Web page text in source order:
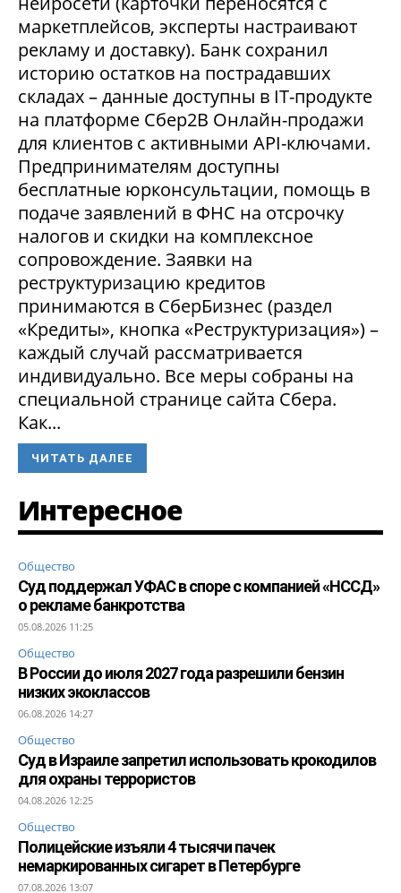
маркетплейсов, эксперты настраивают
рекламу и доставку). Банк сохранил
историю остатков на пострадавших
складах – данные доступны в IT-продукте
на платформе Сбер2В Онлайн-продажи
для клиентов с активными API-ключами.
Предпринимателям доступны
бесплатные юрконсультации, помощь в
подаче заявлений в ФНС на отсрочку
налогов и скидки на комплексное
сопровождение. Заявки на
реструктуризацию кредитов
принимаются в СберБизнес (раздел
«Кредиты», кнопка «Реструктуризация») –
каждый случай рассматривается
индивидуально. Все меры собраны на
специальной странице сайта Сбера.
Как...
ЧИТАТЬ ДАЛЕЕ
Интересное
Общество
Суд поддержал УФАС в споре с компанией «НССД»
о рекламе банкротства
05.08.2026 11:25
Общество
В России до июля 2027 года разрешили бензин
низких экоклассов
06.08.2026 14:27
Общество
Суд в Израиле запретил использовать крокодилов
для охраны террористов
04.08.2026 12:25
Общество
Полицейские изъяли 4 тысячи пачек
немаркированных сигарет в Петербурге
07.08.2026 13:07